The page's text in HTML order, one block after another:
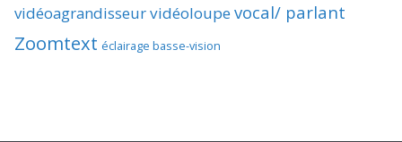
vidéoagrandisseurvidéoloupevocal/ parlant
Zoomtext éclairage basse-vision